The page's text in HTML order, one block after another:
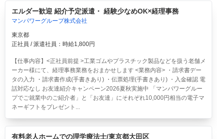
エルダー歓迎 紹介予定派遣・ 経験少なめOK×経理事務
マンパワーグループ株式会社
東京都
正社員 / 派遣社員：時給1,800円
【仕事内容】<正社員前提 >工業ゴムやプラスチック製品などを扱う老舗メ
ーカー様にて、経理事務業務をおまかせします <業務内容> ・請求書デー
タの入力 ・請求書作成(手書きあり) ・伝票処理(手書きあり) ・入金確認 電
話対応なし お友達紹介キャンペーン2026夏秋実施中 「マンパワーグルー
プでご就業中のご紹介者」と「お友達」にそれぞれ10,000円相当の電子マ
ネーギフトをプレゼント...
有料老人ホームでの理学療法士/東京都大田区